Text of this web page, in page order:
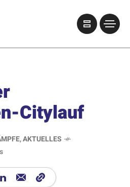
Citylauf
,AKTUELLES